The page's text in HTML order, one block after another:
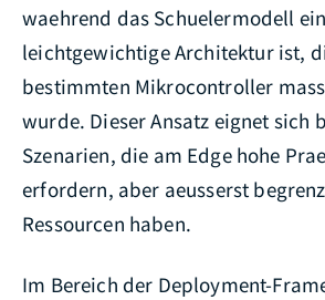
waehrend das Schuelermodell
leichtgewichtige Architektur ist,
bestimmten Mikrocontroller
wurde. Dieser Ansatz eignet sich
Szenarien, die am Edge hohe
erfordern, aber aeusserst
Ressourcen haben.
Im Bereich der Deployment-